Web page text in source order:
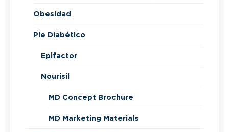
Obesidad
Pie Diabético
Epifactor
Nourisil
MD Concept Brochure
MD Marketing Materials